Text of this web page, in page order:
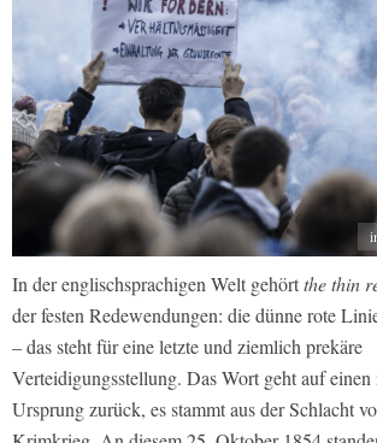
In der englischsprachigen Welt gehörtthe thin
der festen Redewendungen: die dünne rote
– das steht für eine letzte und ziemlich prekäre
Verteidigungsstellung. Das Wort geht auf einen
Ursprung zurück, es stammt aus der Schlacht